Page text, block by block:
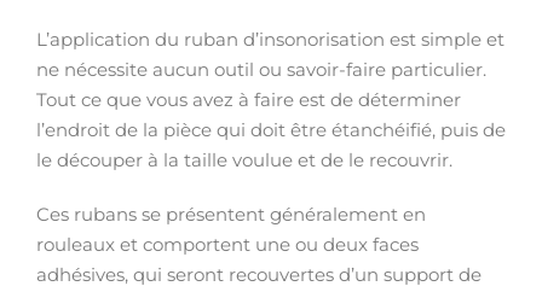
L’application du ruban d’insonorisation est simple et
ne nécessite aucun outil ou savoir-faire particulier.
Tout ce que vous avez à faire est de déterminer
l’endroit de la pièce qui doit être étanchéifié, puis de
le découper à la taille voulue et de le recouvrir.
Ces rubans se présentent généralement en
rouleaux et comportent une ou deux faces
adhésives, qui seront recouvertes d’un support de